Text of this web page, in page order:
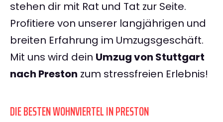
stehen dir mit Rat und Tat zur Seite.
Profitiere von unserer langjährigen und
breiten Erfahrung im Umzugsgeschäft.
Mit uns wird dein Umzug von Stuttgart
nach Preston zum stressfreien Erlebnis!
DIE BESTEN WOHNVIERTEL IN PRESTON